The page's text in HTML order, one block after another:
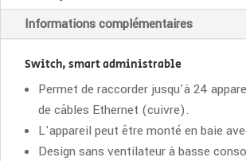
Informations complémentaires
Switch, smart administrable
Permet de raccorder jusqu'à 24
de câbles Ethernet (cuivre).
L'appareil peut être monté en baie
Design sans ventilateur à basse